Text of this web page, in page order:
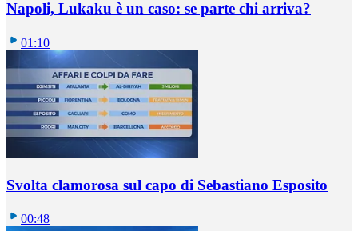
Napoli, Lukaku è un caso: se parte chi arriva?
01:10
Svolta clamorosa sul capo di Sebastiano Esposito
00:48